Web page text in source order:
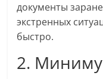
документы
экстренных
быстро.
2.